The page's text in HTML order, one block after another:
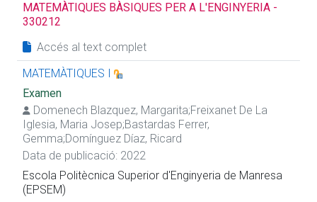
MATEMÀTIQUES BÀSIQUES PER A L'ENGINYERIA -
330212
Accés al text complet
MATEMÀTIQUES I
Examen
Domenech Blazquez, Margarita;Freixanet De La
Iglesia, Maria Josep;Bastardas Ferrer,
Gemma;Domínguez Díaz, Ricard
Data de publicació: 2022
Escola Politècnica Superior d'Enginyeria de Manresa
(EPSEM)